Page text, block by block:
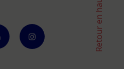
Retour en haut